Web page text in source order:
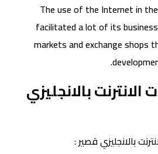
The use of the Internet in
facilitated a lot of its
markets and exchange shops
بالانجليزي
بالانجليزي قصير :